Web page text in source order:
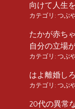
向けて人生
カテゴリ: つぶ
たかが赤ち
自分の立場
カテゴリ: つぶ
はよ離婚しろ
カテゴリ: つぶ
20代の異常